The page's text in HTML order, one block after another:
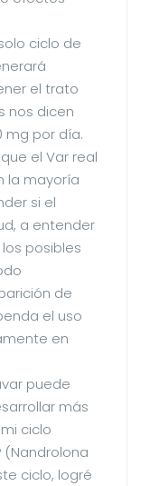
ciclo de
el trato
nos dicen
mg por día.
el Var real
la mayoría
si el
a entender
posibles
de
el uso
en
puede
más
ciclo
(Nandrolona
ciclo, logré